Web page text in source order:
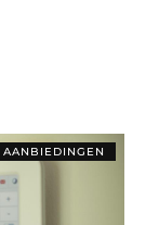
AANBIEDINGEN